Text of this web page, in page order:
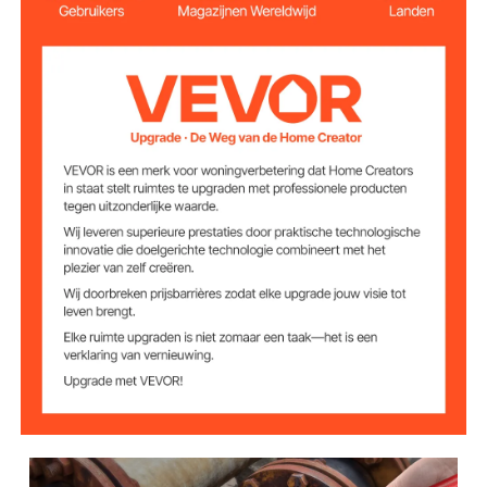
Materiaal ketting Mn en Cr
Minimum.
Buiscapaciteit
Maximale
buiscapaciteit
7-1/2" / 185 mm
rode kleur